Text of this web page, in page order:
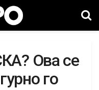
Ова се
го